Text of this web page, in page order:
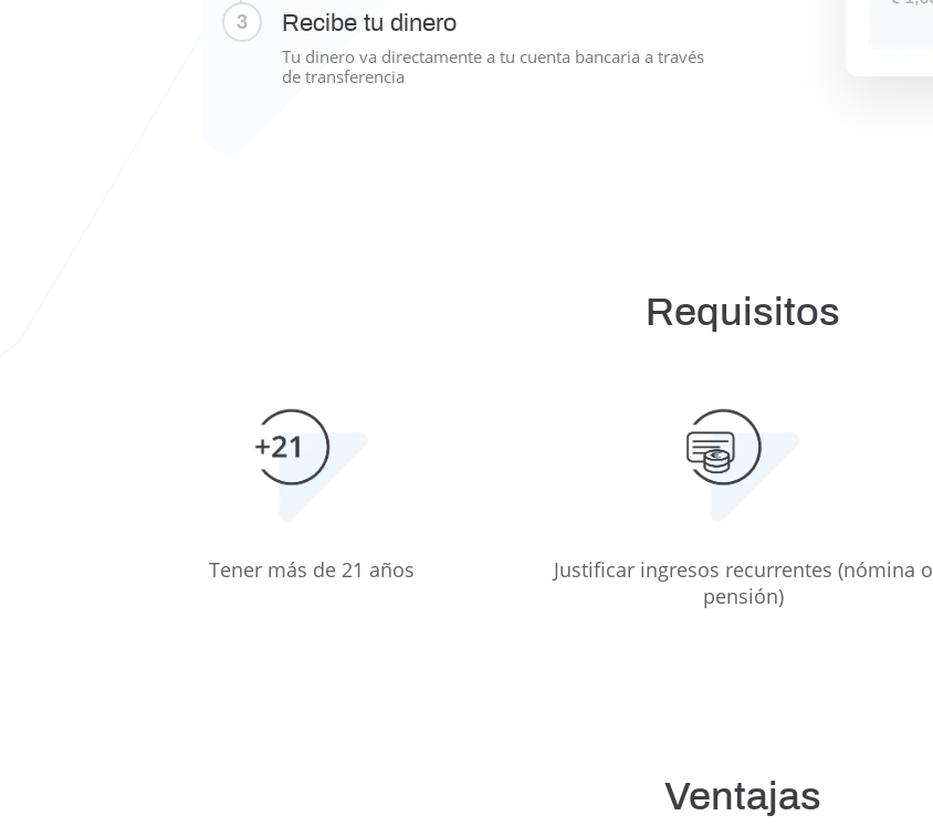
3 Recibe tu dinero
Tu dinero va directamente a tu cuenta bancaria a través
de transferencia
Requisitos
Tener más de 21 años
Justificar ingresos recurrentes (nómina o
pensión)
Ventajas